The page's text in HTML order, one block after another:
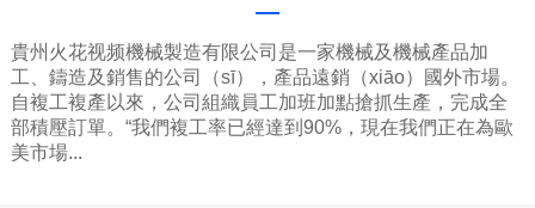
貴州火花视频機械製造有限公司是一家機械及機械產品加
工、鑄造及銷售的公司（sī），產品遠銷（xiāo）國外市場。
自複工複產以來，公司組織員工加班加點搶抓生產，完成全
部積壓訂單。“我們複工率已經達到90%，現在我們正在為歐
美市場...